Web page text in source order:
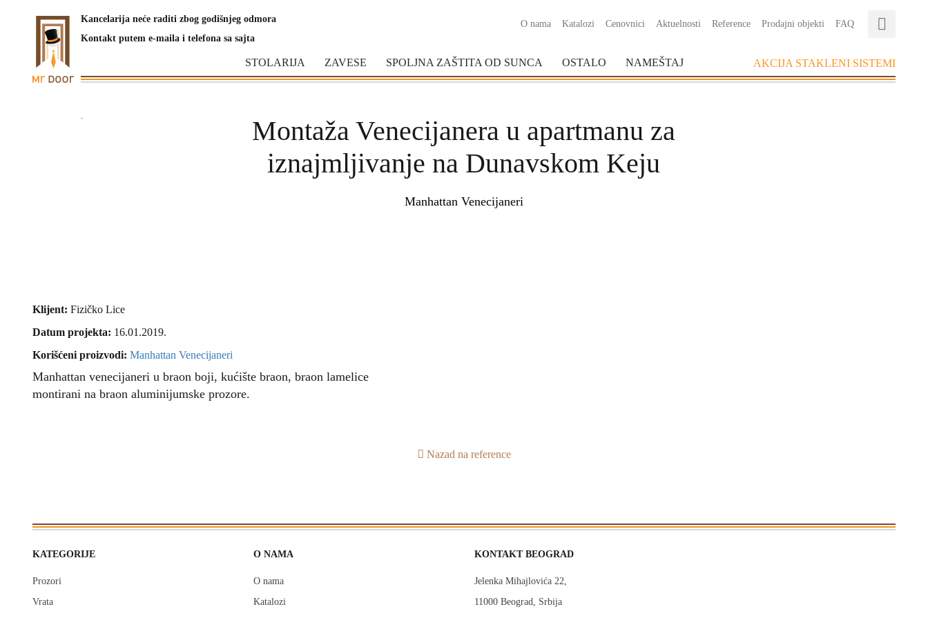
O nama Katalozi Cenovnici Aktuelnosti Reference Prodajni objekti FAQ
Kancelarija neće raditi zbog godišnjeg odmora
Kontakt putem e-maila i telefona sa sajta
.
STOLARIJA ZAVESE SPOLJNA ZAŠTITA OD SUNCA OSTALO NAMEŠTAJ AKCIJA STAKLENI SISTEMI
Montaža Venecijanera u apartmanu za
iznajmljivanje na Dunavskom Keju
Manhattan Venecijaneri
Klijent: Fizičko Lice
Datum projekta: 16.01.2019.
Korišćeni proizvodi: Manhattan Venecijaneri
Manhattan venecijaneri u braon boji, kućište braon, braon lamelice
montirani na braon aluminijumske prozore.
Nazad na reference
KATEGORIJE
Prozori
Vrata
O NAMA
O nama
Katalozi
KONTAKT BEOGRAD
Jelenka Mihajlovića 22,
11000 Beograd, Srbija